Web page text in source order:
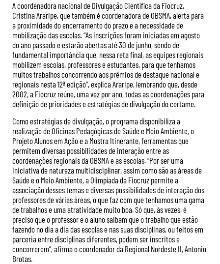
A coordenadora nacional de Divulgação Científica da Fiocruz,
Cristina Araripe, que também é coordenadora de OBSMA, alerta para
a proximidade do encerramento do prazo e a necessidade de
mobilização das escolas. “As inscrições foram iniciadas em agosto
do ano passado e estarão abertas até 30 de junho, sendo de
fundamental importância que, nessa reta final, as equipes regionais
mobilizem escolas, professores e estudantes, para que tenhamos
muitos trabalhos concorrendo aos prêmios de destaque nacional e
regionais nesta 12ª edição”, explica Araripe, lembrando que, desde
2002, a Fiocruz reúne, uma vez por ano, todas as coordenações para
definição de prioridades e estratégias de divulgação do certame.
Como estratégias de divulgação, o programa disponibiliza a
realização de Oficinas Pedagógicas de Saúde e Meio Ambiente, o
Projeto Alunos em Ação e a Mostra Itinerante, ferramentas que
permitem diversas possibilidades de interação entre as
coordenações regionais da OBSMA e as escolas. “Por ser uma
iniciativa de natureza multidisciplinar, assim como são as áreas de
Saúde e o Meio Ambiente, a Olimpíada da Fiocruz permite a
associação desses temas e diversas possibilidades de interação dos
professores de várias áreas, o que faz com que tenhamos uma gama
de trabalhos e uma atratividade muito boa. Só que, às vezes, é
preciso que o professor e o aluno saibam que o trabalho que estão
fazendo no dia a dia das escolas e nas suas disciplinas, ou feitos em
parceria entre disciplinas diferentes, podem ser inscritos e
concorrerem”, afirma o coordenador da Regional Nordeste II, Antonio
Brotas.